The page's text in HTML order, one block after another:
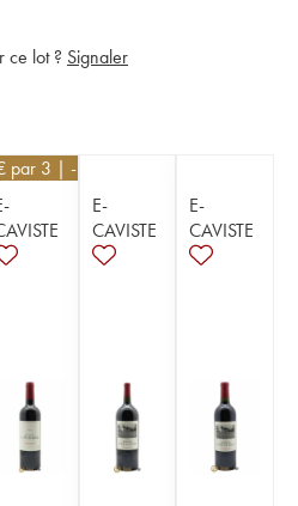
ce lot ? Signaler
par 3 | -10%
E-
CAVISTE
E-
CAVISTE